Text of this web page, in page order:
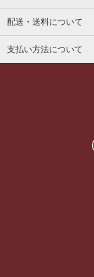
配送・送料について
支払い方法について